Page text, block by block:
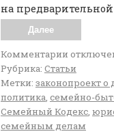
на
Далее
Комментарии
Рубрика: Статьи
Метки: законопроект
политика, семейно-
Семейный Кодекс,
семейным делам